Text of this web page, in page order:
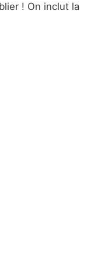
! On inclut la